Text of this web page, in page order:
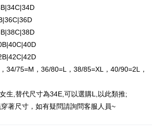
Bank
Bank
| Free shipping on orders of NT$1,500 or more
貨
| Free shipping on orders of NT$1,500 or more
款
| Free shipping on orders of NT$1,500 or more
34/75=M，36/80=L，38/85=XL，40/90=2L，
生,替代尺寸為34E,可以選購L,以此類推;
著尺寸，如有疑問請詢問客服人員~